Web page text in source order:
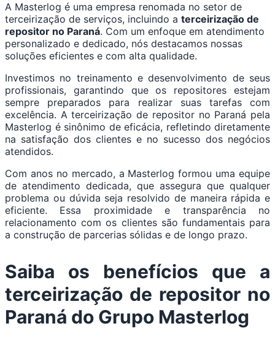
A Masterlog é uma empresa renomada no setor de
terceirização de serviços, incluindo a terceirização de
repositor no Paraná. Com um enfoque em atendimento
personalizado e dedicado, nós destacamos nossas
soluções eficientes e com alta qualidade.
Investimos no treinamento e desenvolvimento de seus
profissionais, garantindo que os repositores estejam
sempre preparados para realizar suas tarefas com
excelência. A terceirização de repositor no Paraná pela
Masterlog é sinônimo de eficácia, refletindo diretamente
na satisfação dos clientes e no sucesso dos negócios
atendidos.
Com anos no mercado, a Masterlog formou uma equipe
de atendimento dedicada, que assegura que qualquer
problema ou dúvida seja resolvido de maneira rápida e
eficiente. Essa proximidade e transparência no
relacionamento com os clientes são fundamentais para
a construção de parcerias sólidas e de longo prazo.
Saiba os benefícios que a
terceirização de repositor no
Paraná do Grupo Masterlog